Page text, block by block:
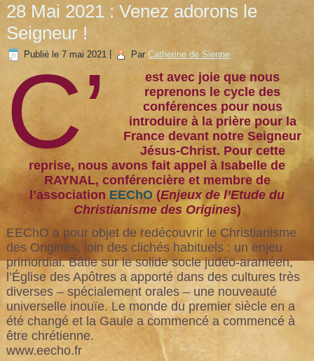
28 Mai 2021 : Venez adorons le
Seigneur !
Publié le 7 mai 2021 Par Catherine de Sienne
C’
est avec joie que nous
reprenons le cycle des
conférences pour nous
introduire à la prière pour la
France devant notre Seigneur
Jésus-Christ. Pour cette
reprise, nous avons fait appel à Isabelle de
RAYNAL, conférencière et membre de
l’association EEChO (Enjeux de l’Etude du
Christianisme des Origines)
EEChO a pour objet de redécouvrir le Christianisme
des Origines, loin des clichés habituels : un enjeu
primordial. Bâtie sur le solide socle judéo-araméen,
l’Église des Apôtres a apporté dans des cultures très
diverses – spécialement orales – une nouveauté
universelle inouïe. Le monde du premier siècle en a
été changé et la Gaule a commencé a commencé à
être chrétienne.
www.eecho.fr